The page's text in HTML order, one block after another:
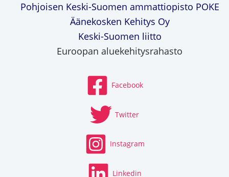
Pohjoisen Keski-Suomen ammattiopisto POKE
Äänekosken Kehitys Oy
Keski-Suomen liitto
Euroopan aluekehitysrahasto
Facebook
Twitter
Instagram
Linkedin